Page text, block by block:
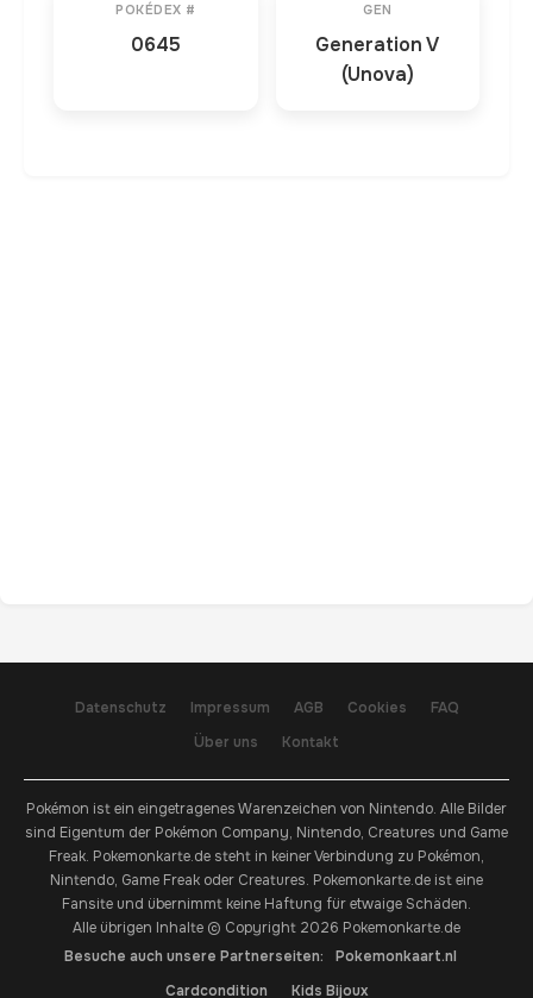
POKÉDEX #
0645
GEN
Generation V
(Unova)
Datenschutz Impressum AGB Cookies
FAQ
Über uns
Kontakt
Pokémon ist ein eingetragenes Warenzeichen von Nintendo. Alle Bilder
sind Eigentum der Pokémon Company, Nintendo, Creatures und Game
Freak. Pokemonkarte.de steht in keiner Verbindung zu Pokémon,
Nintendo, Game Freak oder Creatures. Pokemonkarte.de ist eine
Fansite und übernimmt keine Haftung für etwaige Schäden.
Alle übrigen Inhalte © Copyright 2026 Pokemonkarte.de
Besuche auch unsere Partnerseiten:
Pokemonkaart.nl
Cardcondition
Kids Bijoux